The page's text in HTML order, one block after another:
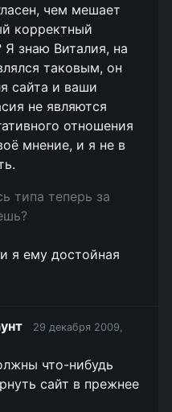
чем мешает
корректный
знаю Виталия, на
таковым, он
сайта и ваши
не являются
отношения
мнение, и я не в
типа теперь за
я ему достойная
29 декабря 2009,
что-нибудь
сайт в прежнее